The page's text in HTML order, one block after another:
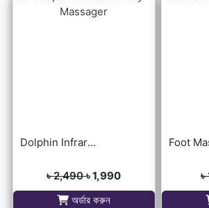
Dolphin Infrared Body Massager
৳ 2,490৳ 1,990
অর্ডার করুন